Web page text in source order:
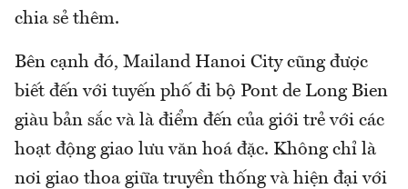
chia sẻ thêm.
Bên cạnh đó, Mailand Hanoi City cũng được
biết đến với tuyến phố đi bộ Pont de Long Bien
giàu bản sắc và là điểm đến của giới trẻ với các
hoạt động giao lưu văn hoá đặc. Không chỉ là
nơi giao thoa giữa truyền thống và hiện đại với